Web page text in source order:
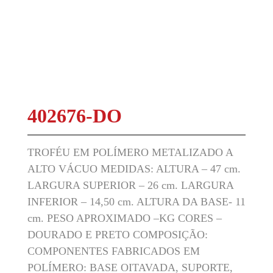
402676-DO
TROFÉU EM POLÍMERO METALIZADO A
ALTO VÁCUO MEDIDAS: ALTURA – 47 cm.
LARGURA SUPERIOR – 26 cm. LARGURA
INFERIOR – 14,50 cm. ALTURA DA BASE- 11
cm. PESO APROXIMADO –KG CORES –
DOURADO E PRETO COMPOSIÇÃO:
COMPONENTES FABRICADOS EM
POLÍMERO: BASE OITAVADA, SUPORTE,